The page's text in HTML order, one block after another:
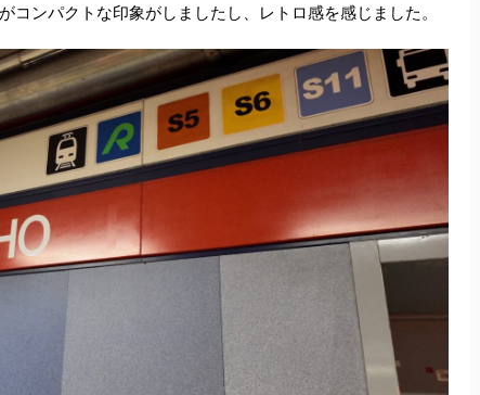
ンパクトな印象がしましたし、レトロ感を感じました。